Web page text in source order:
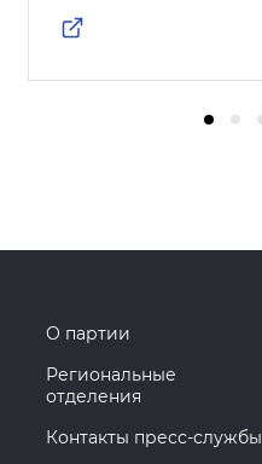
О партии
Региональные
отделения
Контакты пресс-службы